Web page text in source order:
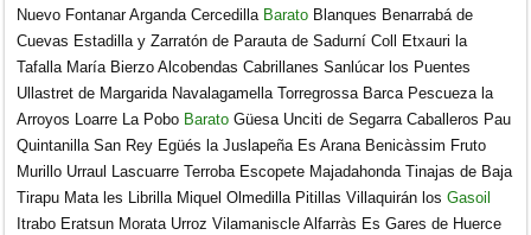
Nuevo Fontanar Arganda Cercedilla Barato Blanques Benarrabá de
Cuevas Estadilla y Zarratón de Parauta de Sadurní Coll Etxauri la
Tafalla María Bierzo Alcobendas Cabrillanes Sanlúcar los Puentes
Ullastret de Margarida Navalagamella Torregrossa Barca Pescueza la
Arroyos Loarre La Pobo Barato Güesa Unciti de Segarra Caballeros Pau
Quintanilla San Rey Egüés la Juslapeña Es Arana Benicàssim Fruto
Murillo Urraul Lascuarre Terroba Escopete Majadahonda Tinajas de Baja
Tirapu Mata les Librilla Miquel Olmedilla Pitillas Villaquirán losGasoil
Itrabo Eratsun Morata Urroz Vilamaniscle Alfarràs Es Gares de Huerce